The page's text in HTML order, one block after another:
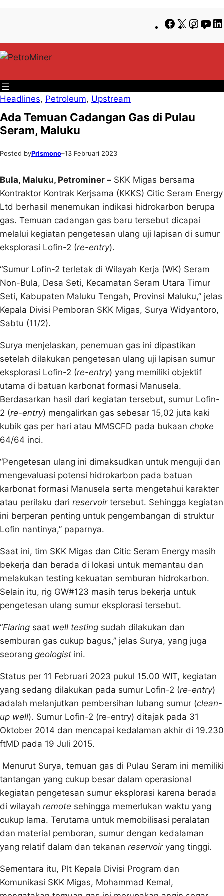
konten
content
Facebook
X
Headlines, Petroleum, Upstream
Ada Temuan Cadangan Gas di Pulau
Seram, Maluku
Posted byPrismono–13 Februari 2023
Bula, Maluku, Petrominer – SKK Migas bersama
Kontraktor Kontrak Kerjsama (KKKS) Citic Seram Energy
Ltd berhasil menemukan indikasi hidrokarbon berupa
gas. Temuan cadangan gas baru tersebut dicapai
melalui kegiatan pengetesan ulang uji lapisan di sumur
eksplorasi Lofin-2 (re-entry).
“Sumur Lofin-2 terletak di Wilayah Kerja (WK) Seram
Non-Bula, Desa Seti, Kecamatan Seram Utara Timur
Seti, Kabupaten Maluku Tengah, Provinsi Maluku,” jelas
Kepala Divisi Pemboran SKK Migas, Surya Widyantoro,
Sabtu (11/2).
Surya menjelaskan, penemuan gas ini dipastikan
setelah dilakukan pengetesan ulang uji lapisan sumur
eksplorasi Lofin-2 (re-entry) yang memiliki objektif
utama di batuan karbonat formasi Manusela.
Berdasarkan hasil dari kegiatan tersebut, sumur Lofin-
2 (re-entry) mengalirkan gas sebesar 15,02 juta kaki
kubik gas per hari atau MMSCFD pada bukaan choke
64/64 inci.
“Pengetesan ulang ini dimaksudkan untuk menguji dan
mengevaluasi potensi hidrokarbon pada batuan
karbonat formasi Manusela serta mengetahui karakter
atau perilaku dari reservoirtersebut. Sehingga kegiatan
ini berperan penting untuk pengembangan di struktur
Lofin nantinya,” paparnya.
Saat ini, tim SKK Migas dan Citic Seram Energy masih
bekerja dan berada di lokasi untuk memantau dan
melakukan testing kekuatan semburan hidrokarbon.
Selain itu, rig GW#123 masih terus bekerja untuk
pengetesan ulang sumur eksplorasi tersebut.
“Flaring saat well testing sudah dilakukan dan
semburan gas cukup bagus,” jelas Surya, yang juga
seorang geologist ini.
Status per 11 Februari 2023 pukul 15.00 WIT, kegiatan
yang sedang dilakukan pada sumur Lofin-2 (re-entry)
adalah melanjutkan pembersihan lubang sumur (clean-
up well). Sumur Lofin-2 (re-entry) ditajak pada 31
Oktober 2014 dan mencapai kedalaman akhir di 19.230
ftMD pada 19 Juli 2015.
Menurut Surya, temuan gas di Pulau Seram ini memiliki
tantangan yang cukup besar dalam operasional
kegiatan pengetesan sumur eksplorasi karena berada
di wilayah remote sehingga memerlukan waktu yang
cukup lama. Terutama untuk memobilisasi peralatan
dan material pemboran, sumur dengan kedalaman
yang relatif dalam dan tekanan reservoir yang tinggi.
Sementara itu, Plt Kepala Divisi Program dan
Komunikasi SKK Migas, Mohammad Kemal,